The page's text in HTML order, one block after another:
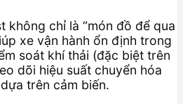
không chỉ là “món đồ để qua
xe vận hành ổn định trong
soát khí thải (đặc biệt trên
dõi hiệu suất chuyển hóa
trên cảm biến.